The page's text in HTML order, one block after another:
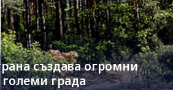
създава огромни
града